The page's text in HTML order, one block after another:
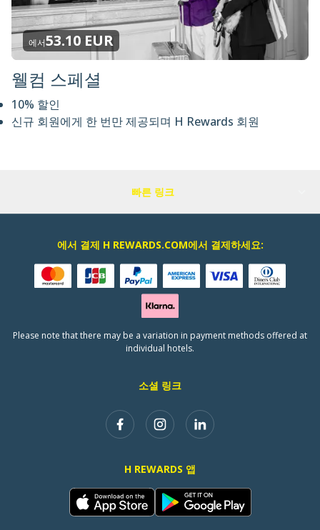
에서53.10 EUR
웰컴 스페셜
10% 할인
신규 회원에게 한 번만 제공되며 H Rewards 회원
빠른 링크
소셜 링크
H REWARDS 앱
에서 결제 H REWARDS.COM에서 결제하세요:
Please note that there may be a variation in payment methods offered at
individual hotels.